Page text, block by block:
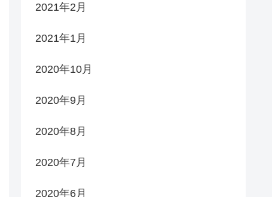
2021年2月
2021年1月
2020年10月
2020年9月
2020年8月
2020年7月
2020年6月